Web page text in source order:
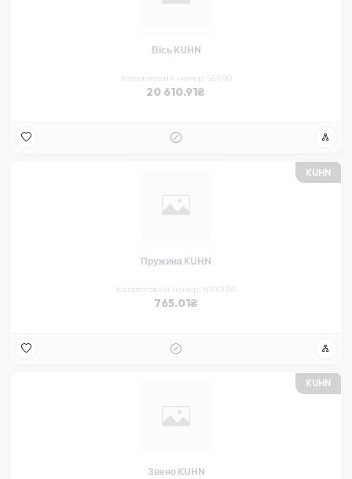
Вісь KUHN
Каталоговий номер: 581590
20 610.91
KUHN
Пружина KUHN
Каталоговий номер: N1001150
765.01
KUHN
Звено KUHN